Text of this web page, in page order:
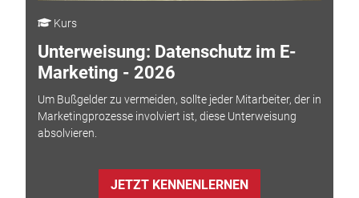
Kurs
Unterweisung: Datenschutz im E-
Marketing - 2026
Um Bußgelder zu vermeiden, sollte jeder Mitarbeiter, der in
Marketingprozesse involviert ist, diese Unterweisung
absolvieren.
JETZT KENNENLERNEN